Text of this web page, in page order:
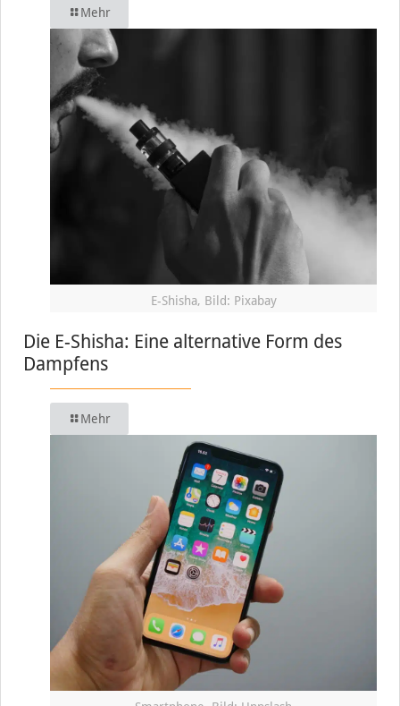
Mehr
E-Shisha, Bild: Pixabay
Die E-Shisha: Eine alternative Form des
Dampfens
Mehr